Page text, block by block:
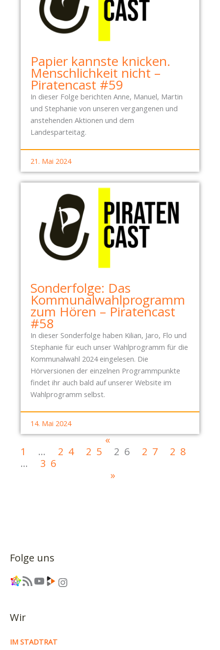
Papier kannste knicken.
Menschlichkeit nicht –
Piratencast #59
In dieser Folge berichten Anne, Manuel, Martin
und Stephanie von unseren vergangenen und
anstehenden Aktionen und dem
Landesparteitag.
21. Mai 2024
Sonderfolge: Das
Kommunalwahlprogramm
zum Hören – Piratencast
#58
In dieser Sonderfolge haben Kilian, Jaro, Flo und
Stephanie für euch unser Wahlprogramm für die
Kommunalwahl 2024 eingelesen. Die
Hörversionen der einzelnen Programmpunkte
findet ihr auch bald auf unserer Website im
Wahlprogramm selbst.
14. Mai 2024
«
1
… 24 25 26 27
28
…
36
»
Folge uns
Link RSS-Feed YouTube Link Instagram
Wir
IM STADTRAT